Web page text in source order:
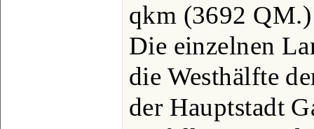
qkm (3692
Die einzelnen
die Westhälfte
der Hauptstadt